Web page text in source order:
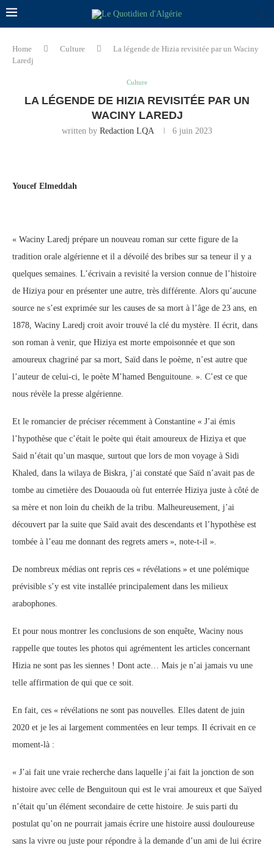
Home Culture
La légende de Hizia revisitée par un Waciny
Laredj
Culture
LA LÉGENDE DE HIZIA REVISITÉE PAR UN
WACINY LAREDJ
written by Redaction LQA 6 juin 2023
Youcef Elmeddah
« Waciny Laredj prépare un nouveau roman sur cette figure de la
tradition orale algérienne et il a dévoilé des bribes sur sa teneur il y a
quelques semaines. L’écrivain a revisité la version connue de l’histoire
de Hiziya pour en présenter une autre, très différente. Alors qu’aucune
source ne s’est exprimée sur les causes de sa mort à l’âge de 23 ans, en
1878, Waciny Laredj croit avoir trouvé la clé du mystère. Il écrit, dans
son roman à venir, que Hiziya est morte empoisonnée et que son
amoureux chagriné par sa mort, Saïd dans le poème, n’est autre que
l’auteur de celui-ci, le poète M’hamed Benguitoune. ». C’est ce que
nous révèle la presse algérienne.
Et le romancier de préciser récemment à Constantine « J’ai émis
l’hypothèse que c’était le poète qui était amoureux de Hiziya et que
Said n’était qu’un masque, surtout que lors de mon voyage à Sidi
Khaled, dans la wilaya de Biskra, j’ai constaté que Saïd n’avait pas de
tombe au cimetière des Douaouda où fut enterrée Hiziya juste à côté de
sa mère et non loin du cheikh de la tribu. Malheureusement, j’ai
découvert par la suite que Saïd avait des descendants et l’hypothèse est
tombée à l’eau me donnant des regrets amers », note-t-il ».
De nombreux médias ont repris ces « révélations » et une polémique
prévisible s’y est vite installée principalement dans les milieux
arabophones.
Et pour nous montrer les conclusions de son enquête, Waciny nous
rappelle que toutes les photos qui agrémentent les articles concernant
Hizia ne sont pas les siennes ! Dont acte… Mais je n’ai jamais vu une
telle affirmation de qui que ce soit.
En fait, ces « révélations ne sont pas nouvelles. Elles datent de juin
2020 et je les ai largement commentées en leur temps. Il écrivait en ce
moment-là :
« J’ai fait une vraie recherche dans laquelle j’ai fait la jonction de son
histoire avec celle de Benguitoun qui est le vrai amoureux et que Saïyed
n’était qu’un élément secondaire de cette histoire. Je suis parti du
postulat qu’on ne pourrait jamais écrire une histoire aussi douloureuse
sans la vivre ou juste pour répondre à la demande d’un ami de lui écrire